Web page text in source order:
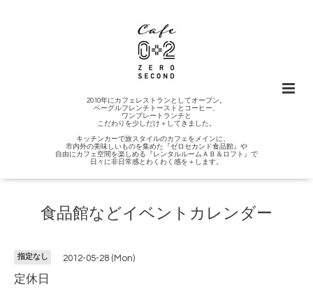
2010年にカフェレストランとしてオープン。
ベーグルフレンチトーストとコーヒー、
ワンプレートランチと
こだわりを少しだけ＋してきました。
キッチンカーで旅スタイルのカフェをメインに、
市内外の美味しいものを集めた『ゼロセカンド食品館』や
自由にカフェ空間を楽しめる『レンタルルームＡＢ＆ロフト』で
日々に非日常感とわくわく感を＋します。
食品館などイベントカレンダー
指定なし 2012-05-28 (Mon)
定休日